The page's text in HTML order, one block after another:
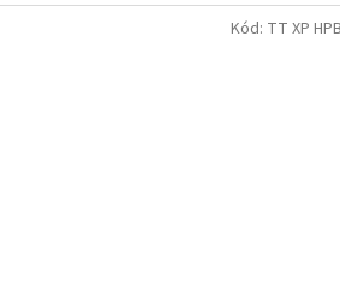
Kód: TT XP